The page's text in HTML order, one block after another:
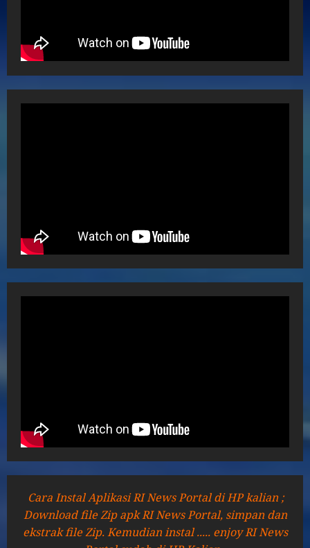
Cara Instal Aplikasi RI News Portal di HP kalian ;
Download file Zip apk RI News Portal, simpan dan
ekstrak file Zip. Kemudian instal ..... enjoy RI News